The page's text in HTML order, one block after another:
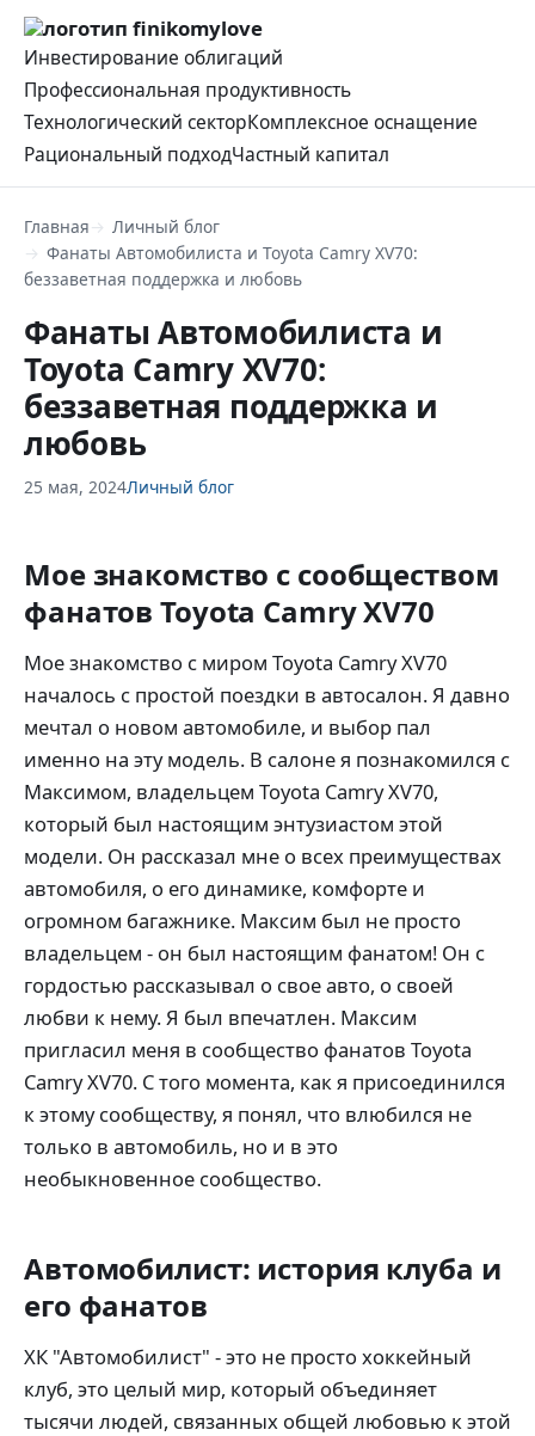
Инвестирование облигаций
Профессиональная продуктивность
Технологический секторКомплексное оснащение
Рациональный подходЧастный капитал
Главная
Личный блог
Фанаты Автомобилиста и Toyota Camry XV70:
беззаветная поддержка и любовь
Фанаты Автомобилиста и
Toyota Camry XV70:
беззаветная поддержка и
любовь
25 мая, 2024Личный блог
Мое знакомство с сообществом
фанатов Toyota Camry XV70
Мое знакомство с миром Toyota Camry XV70
началось с простой поездки в автосалон. Я давно
мечтал о новом автомобиле, и выбор пал
именно на эту модель. В салоне я познакомился с
Максимом, владельцем Toyota Camry XV70,
который был настоящим энтузиастом этой
модели. Он рассказал мне о всех преимуществах
автомобиля, о его динамике, комфорте и
огромном багажнике. Максим был не просто
владельцем - он был настоящим фанатом! Он с
гордостью рассказывал о свое авто, о своей
любви к нему. Я был впечатлен. Максим
пригласил меня в сообщество фанатов Toyota
Camry XV70. С того момента, как я присоединился
к этому сообществу, я понял, что влюбился не
только в автомобиль, но и в это
необыкновенное сообщество.
Автомобилист: история клуба и
его фанатов
ХК "Автомобилист" - это не просто хоккейный
клуб, это целый мир, который объединяет
тысячи людей, связанных общей любовью к этой